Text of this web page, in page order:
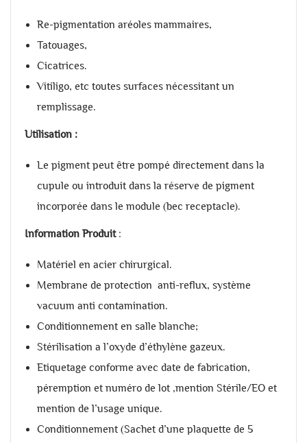
Re-pigmentation aréoles mammaires,
Tatouages,
Cicatrices.
Vitiligo, etc toutes surfaces nécessitant un
remplissage.
Utilisation :
Le pigment peut être pompé directement dans la
cupule ou introduit dans la réserve de pigment
incorporée dans le module (bec receptacle).
Information Produit:
Matériel en acier chirurgical.
Membrane de protection anti-reflux, système
vacuum anti contamination.
Conditionnement en salle blanche;
Stérilisation a l’oxyde d’éthylène gazeux.
Etiquetage conforme avec date de fabrication,
péremption et numéro de lot ,mention Stérile/EO et
mention de l’usage unique.
Conditionnement (Sachet d’une plaquette de 5